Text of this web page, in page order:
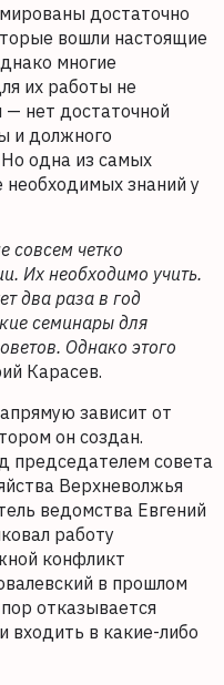
достаточно
вошли настоящие
многие
их работы не
нет достаточной
и должного
одна из самых
необходимых знаний у
совсем четко
Их необходимо учить.
два раза в год
семинары для
Однако этого
Карасев.
зависит от
он создан.
председателем совета
Верхневолжья
ведомства Евгений
работу
конфликт
в прошлом
отказывается
входить в какие-либо